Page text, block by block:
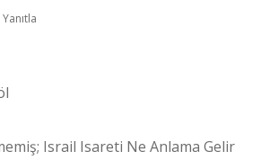
Yanıtla
Israil Isareti Ne Anlama Gelir